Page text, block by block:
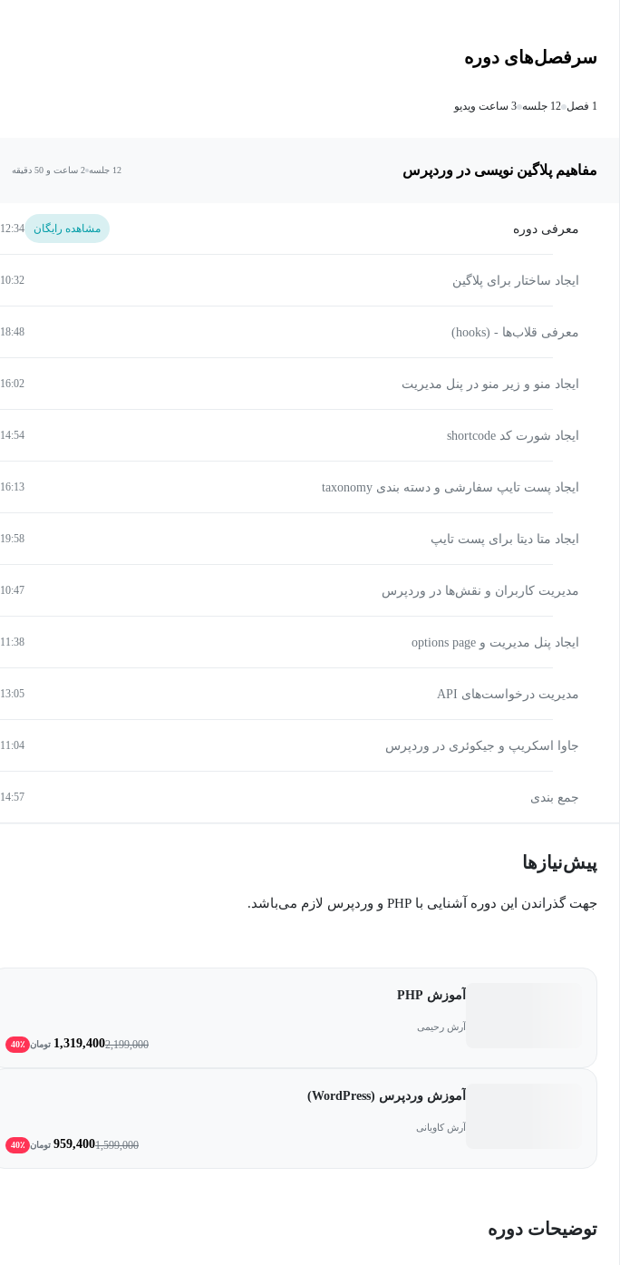
سرفصل‌های دوره
1 فصل 12 جلسه 3 ساعت ویدیو
مفاهیم پلاگین نویسی در وردپرس 12 جلسه 2 ساعت و 50 دقیقه
معرفی دوره مشاهده رایگان 12:34
ایجاد ساختار برای پلاگین 10:32
معرفی قلاب‌ها - (hooks) 18:48
ایجاد منو و زیر منو در پنل مدیریت 16:02
ایجاد شورت کد shortcode 14:54
ایجاد پست تایپ سفارشی و دسته بندی taxonomy 16:13
ایجاد متا دیتا برای پست تایپ 19:58
مدیریت کاربران و نقش‌ها در وردپرس 10:47
ایجاد پنل مدیریت و options page 11:38
مدیریت درخواست‌های API 13:05
جاوا اسکریپ و جیکوئری در وردپرس 11:04
جمع بندی 14:57
پیش‌نیاز‌ها
جهت گذراندن این دوره آشنایی با PHP و وردپرس لازم می‌باشد.
آموزش PHP
آرش رحیمی
2,199,000
1,319,400 تومان 40٪
آموزش وردپرس (WordPress)
آرش کاویانی
1,599,000
959,400 تومان 40٪
توضیحات دوره